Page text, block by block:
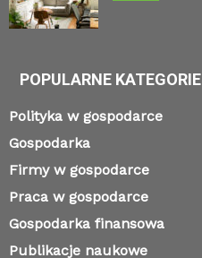
POPULARNE KATEGORIE
Polityka w gospodarce
Gospodarka
Firmy w gospodarce
Praca w gospodarce
Gospodarka finansowa
Publikacje naukowe